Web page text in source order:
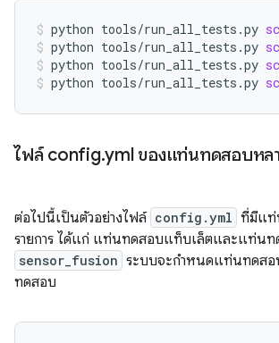
python tools/run_all_tests.py
python tools/run_all_tests.py
python tools/run_all_tests.py
python tools/run_all_tests.py
ไฟล์ config.yml ของแท่นทดสอบหล
ต่อไปนี้เป็นตัวอย่างไฟล์ config.yml ที่มีแท่
รายการ ได้แก่ แท่นทดสอบแท็บเล็ตและแท่นท
sensor_fusion ระบบจะกำหนดแท่นทดสอ
ทดสอบ